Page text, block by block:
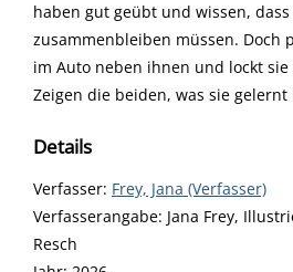
haben gut geübt und wissen,
zusammenbleiben müssen. Doch
im Auto neben ihnen und lockt
Zeigen die beiden, was sie gelernt
Details
Verfasser: Suche nach diesem
Frey, Jana (Verfasser)
Verfasserangabe: Jana Frey,
Resch